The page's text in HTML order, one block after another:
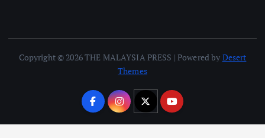
Copyright © 2026 THE MALAYSIA PRESS | Powered by Desert
Themes